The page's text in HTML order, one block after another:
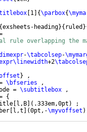
1 {\parbox{
{exsheets-heading}{ ruled }
rule overlapping the
-\tabcolsep-
+2
} ,
\bfseries ,
=
\subtitlebox ,
{
l,B ( .333em,0pt )
;
l,t (0pt,-\myvoffset )